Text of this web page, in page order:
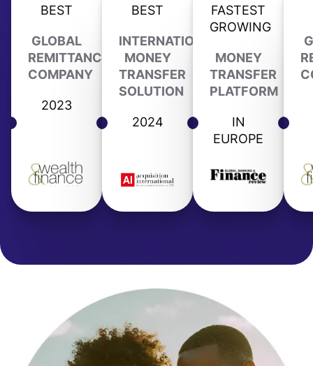
BEST
GLOBAL
REMITTANCE
COMPANY
2023
BEST
INTERNATIONAL
MONEY
TRANSFER
SOLUTION
2024
FASTEST
GROWING
MONEY
TRANSFER
PLATFORM
IN
EUROPE